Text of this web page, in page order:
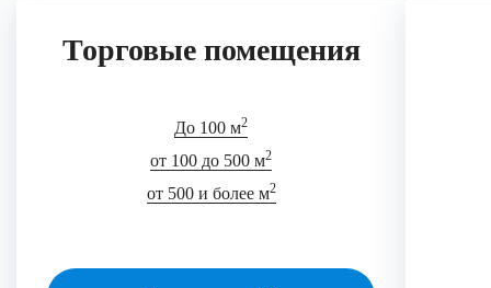
Торговые помещения
До 100 м2
от 100 до 500 м2
от 500 и более м2